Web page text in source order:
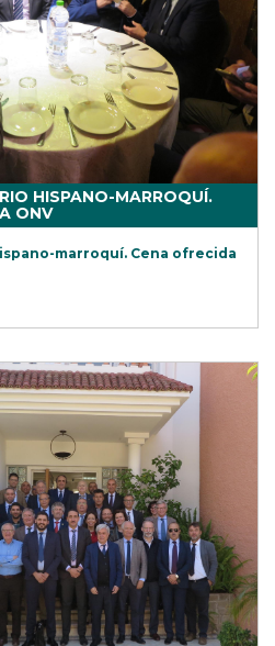
HISPANO-MARROQUÍ.
ONV
marroquí. Cena ofrecida